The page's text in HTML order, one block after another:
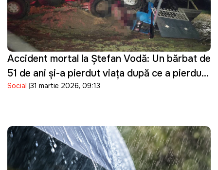
Accident mortal la Ștefan Vodă: Un bărbat de
51 de ani și-a pierdut viața după ce a pierdut
controlul asupra tractorului pe care îl
Social 31 martie 2026, 09:13